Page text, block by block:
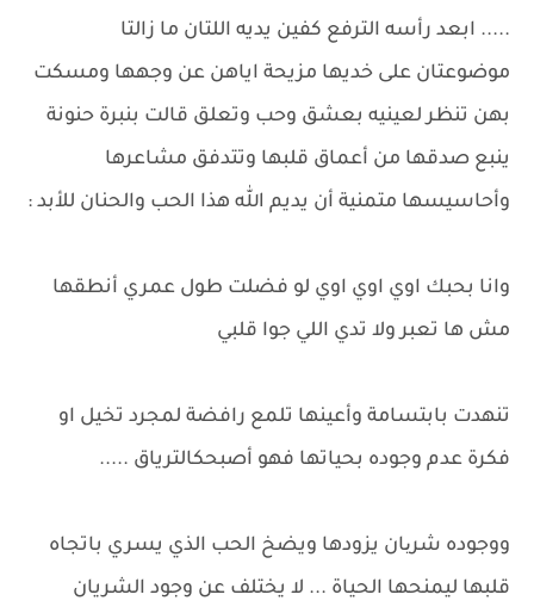
..... ابعد رأسه الترفع كفين يديه اللتان ما زالتا
موضوعتان على خديها مزيحة اياهن عن وجهها ومسكت
بهن تنظر لعينيه بعشق وحب وتعلق قالت بنبرة حنونة
ينبع صدقها من أعماق قلبها وتتدفق مشاعرها
وأحاسيسها متمنية أن يديم الله هذا الحب والحنان للأبد :
وانا بحبك اوي اوي اوي لو فضلت طول عمري أنطقها
مش ها تعبر ولا تدي اللي جوا قلبي
تنهدت بابتسامة وأعينها تلمع رافضة لمجرد تخيل او
فكرة عدم وجوده بحياتها فهو أصبحكالترياق .....
ووجوده شریان يزودها ويضخ الحب الذي يسري باتجاه
قلبها ليمنحها الحياة ... لا يختلف عن وجود الشريان